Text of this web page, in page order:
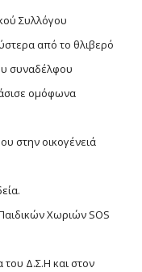
Συλλόγου
από το θλιβερό
συναδέλφου
ομόφωνα
στην οικογένειά
Χωριών SOS
του Δ.Σ.Η και στον